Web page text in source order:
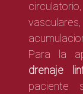
circulatorio,
Para la
drenaje
paciente